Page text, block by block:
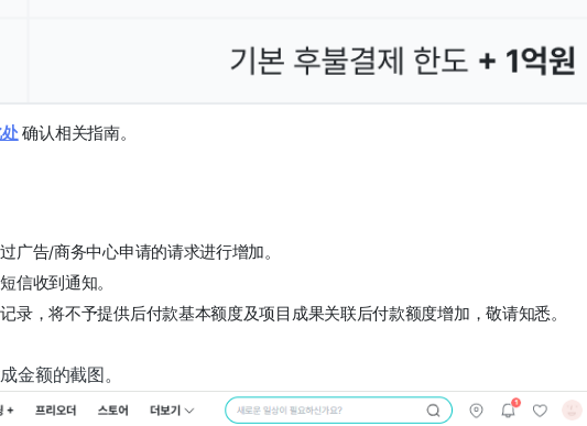
确认相关指南。
广告/商务中心申请的请求进行增加。
信收到通知。
录，将不予提供后付款基本额度及项目成果关联后付款额度增加，敬请知悉。
金额的截图。